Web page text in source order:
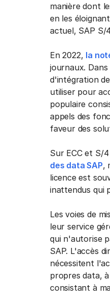
manière dont
en les
actuel, SAP S/
En 2022, la
journaux. Dans
d'intégration
utiliser pour
populaire
appels des
faveur des
Sur ECC et S/
des data SAP,
licence est
inattendus qui
Les voies de
leur service
qui n'autorise
SAP. L'accès
nécessitent
propres data,
consistant à